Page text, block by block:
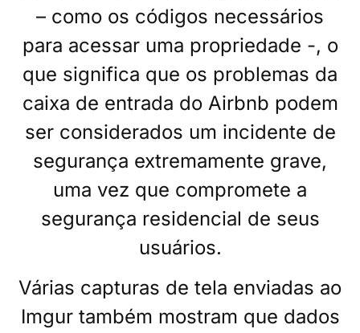
– como os códigos necessários
para acessar uma propriedade -, o
que significa que os problemas da
caixa de entrada do Airbnb podem
ser considerados um incidente de
segurança extremamente grave,
uma vez que compromete a
segurança residencial de seus
usuários.
Várias capturas de tela enviadas ao
Imgur também mostram que dados